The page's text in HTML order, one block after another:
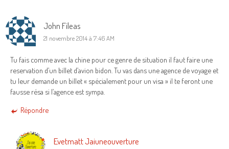
John Fileas
21 novembre 2014 à 7:46 AM
Tu fais comme avec la chine pour ce genre de situation il faut faire une
reservation d’un billet d’avion bidon. Tu vas dans une agence de voyage et
tu leur demande un billet « spécialement pour un visa » il te feront une
fausse résa si l’agence est sympa.
Répondre
Evetmatt Jaiuneouverture